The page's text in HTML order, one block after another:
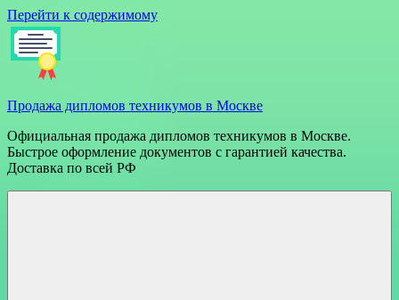
Перейти к содержимому
Продажа дипломов техникумов в Москве
Официальная продажа дипломов техникумов в Москве.
Быстрое оформление документов с гарантией качества.
Доставка по всей РФ